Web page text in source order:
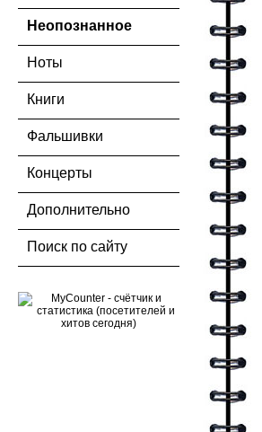
Неопознанное
Ноты
Книги
Фальшивки
Концерты
Дополнительно
Поиск по сайту